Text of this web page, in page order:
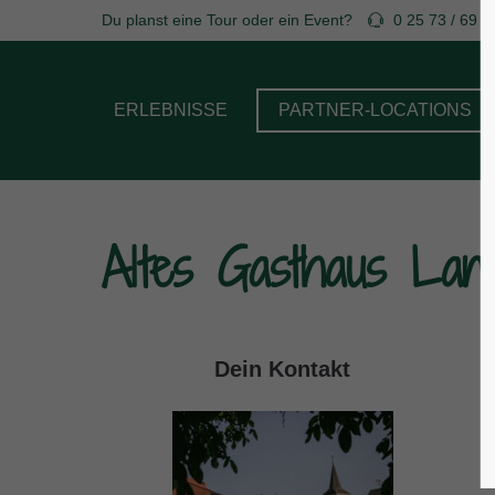
Benutzername
Lost your password?
Lorem
Du planst eine Tour oder ein Event? 0 25 73 / 69
ERLEBNISSE PARTNER-LOCATIONS
Altes Gasthaus
Dein Kontakt